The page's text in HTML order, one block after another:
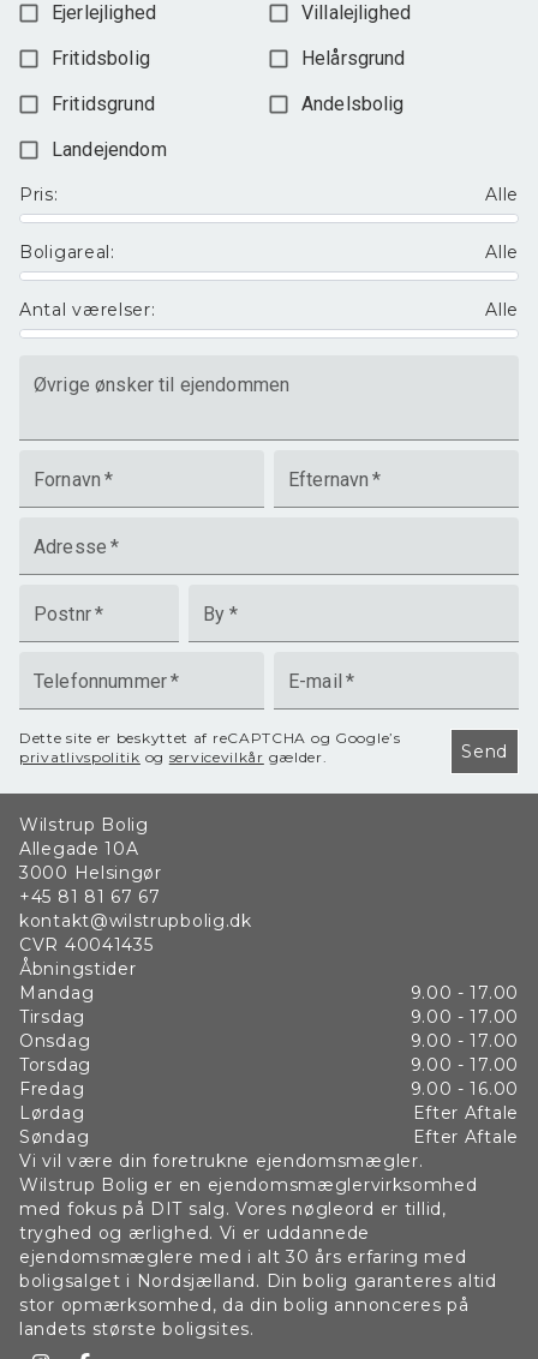
Ejerlejlighed
Villalejlighed
Fritidsbolig
Helårsgrund
Fritidsgrund
Andelsbolig
Landejendom
Pris: Alle
Boligareal: Alle
Antal værelser: Alle
Øvrige ønsker til ejendommen
Fornavn * Efternavn *
Adresse *
Postnr* By *
Telefonnummer* E-mail *
Dette site er beskyttet af reCAPTCHA og Google’s
privatlivspolitik og servicevilkår gælder. Send
Wilstrup Bolig
Allegade 10A
3000 Helsingør
+45 81 81 67 67
kontakt@wilstrupbolig.dk
CVR 40041435
Åbningstider
Mandag
9.00 - 17.00
Tirsdag
9.00 - 17.00
Onsdag
9.00 - 17.00
Torsdag
9.00 - 17.00
Fredag
9.00 - 16.00
Lørdag
Efter Aftale
Søndag
Efter Aftale
Vi vil være din foretrukne ejendomsmægler.
Wilstrup Bolig er en ejendomsmæglervirksomhed
med fokus på DIT salg. Vores nøgleord er tillid,
tryghed og ærlighed. Vi er uddannede
ejendomsmæglere med i alt 30 års erfaring med
boligsalget i Nordsjælland. Din bolig garanteres altid
stor opmærksomhed, da din bolig annonceres på
landets største boligsites.